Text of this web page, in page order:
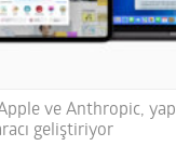
ve Anthropic,
geliştiriyor